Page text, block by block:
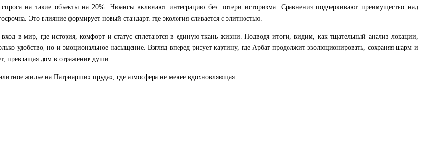
спроса на такие объекты на 20%. Нюансы включают интеграцию без потери историзма. Сравнения подчеркивают преимущество над
Это влияние формирует новый стандарт, где экология сливается с элитностью.
в мир, где история, комфорт и статус сплетаются в единую ткань жизни. Подводя итоги, видим, как тщательный анализ локации,
удобство, но и эмоциональное насыщение. Взгляд вперед рисует картину, где Арбат продолжит эволюционировать, сохраняя шарм и
превращая дом в отражение души.
жилье на Патриарших прудах, где атмосфера не менее вдохновляющая.